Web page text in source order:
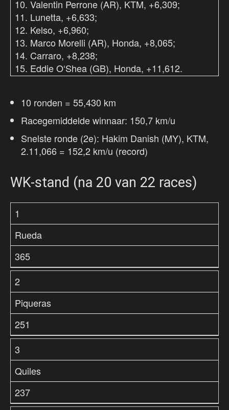
10. Valentin Perrone (AR), KTM, +6,309;
11. Lunetta, +6,633;
12. Kelso, +6,960;
13. Marco Morelli (AR), Honda, +8,065;
14. Carraro, +8,238;
15. Eddie O‘Shea (GB), Honda, +11,612.
10 ronden = 55,430 km
Racegemiddelde winnaar: 150,7 km/u
Snelste ronde (2e): Hakim Danish (MY), KTM,
2.11,066 = 152,2 km/u (record)
WK-stand (na 20 van 22 races)
1
Rueda
365
2
Piqueras
251
3
Quiles
237